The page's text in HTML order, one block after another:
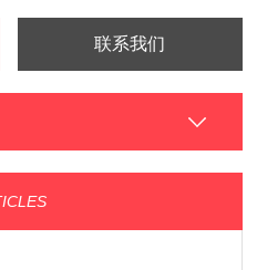
和循环规律可通过触摸屏仪表
联系我们